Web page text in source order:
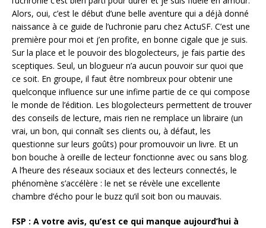
Alors, oui, c’est le début d’une belle aventure qui a déjà donné
naissance à ce guide de l’uchronie paru chez ActuSF. C’est une
première pour moi et j’en profite, en bonne cigale que je suis.
Sur la place et le pouvoir des blogolecteurs, je fais partie des
sceptiques. Seul, un blogueur n’a aucun pouvoir sur quoi que
ce soit. En groupe, il faut être nombreux pour obtenir une
quelconque influence sur une infime partie de ce qui compose
le monde de l’édition. Les blogolecteurs permettent de trouver
des conseils de lecture, mais rien ne remplace un libraire (un
vrai, un bon, qui connaît ses clients ou, à défaut, les
questionne sur leurs goûts) pour promouvoir un livre. Et un
bon bouche à oreille de lecteur fonctionne avec ou sans blog.
A l’heure des réseaux sociaux et des lecteurs connectés, le
phénomène s’accélère : le net se révèle une excellente
chambre d’écho pour le buzz qu’il soit bon ou mauvais.
FSP : A votre avis, qu’est ce qui manque aujourd’hui à